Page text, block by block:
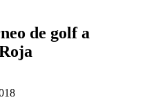
de golf a